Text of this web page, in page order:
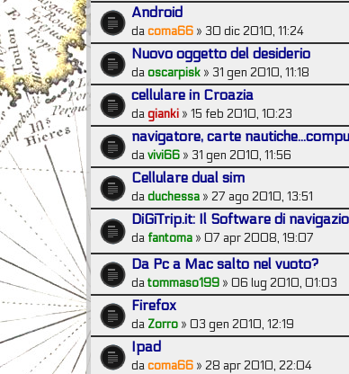
Android
dacoma66 » 30 dic 2010, 11:24
Nuovo oggetto del desiderio
daoscarpisk » 31 gen 2010, 11:18
cellulare in Croazia
dagianki » 15 feb 2010, 10:23
navigatore, carte
davivi66 » 31 gen 2010, 11:56
Cellulare dual sim
daduchessa » 27 ago 2010, 13:51
DiGiTrip.it: Il Software di
da fantoma » 07 apr 2008, 19:07
Da Pc a Mac salto nel vuoto?
datommaso199 » 06 lug 2010, 01:03
Firefox
da Zorro » 03 gen 2010, 12:19
Ipad
dacoma66 » 28 apr 2010, 22:04